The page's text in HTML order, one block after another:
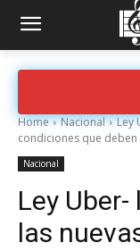
Home Nacional
Ley
condiciones que deben
Nacional
Ley
las